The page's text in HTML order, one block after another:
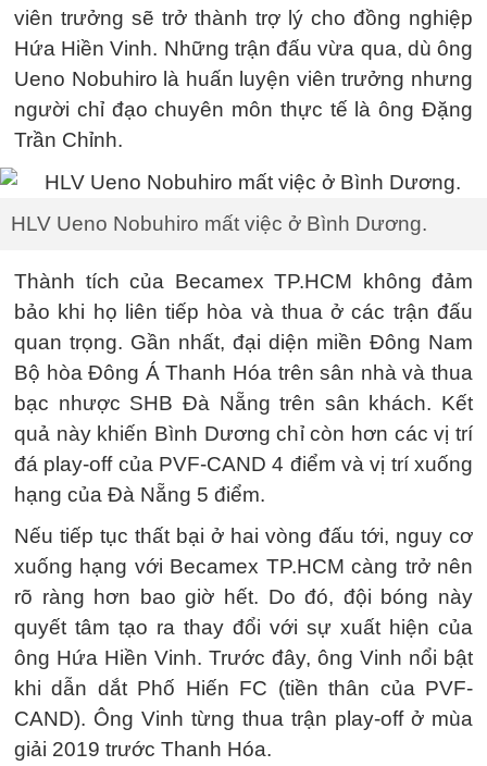
viên trưởng sẽ trở thành trợ lý cho đồng nghiệp
Hứa Hiền Vinh. Những trận đấu vừa qua, dù ông
Ueno Nobuhiro là huấn luyện viên trưởng nhưng
người chỉ đạo chuyên môn thực tế là ông Đặng
Trần Chỉnh.
HLV Ueno Nobuhiro mất việc ở Bình Dương.
Thành tích của Becamex TP.HCM không đảm
bảo khi họ liên tiếp hòa và thua ở các trận đấu
quan trọng. Gần nhất, đại diện miền Đông Nam
Bộ hòa Đông Á Thanh Hóa trên sân nhà và thua
bạc nhược SHB Đà Nẵng trên sân khách. Kết
quả này khiến Bình Dương chỉ còn hơn các vị trí
đá play-off của PVF-CAND 4 điểm và vị trí xuống
hạng của Đà Nẵng 5 điểm.
Nếu tiếp tục thất bại ở hai vòng đấu tới, nguy cơ
xuống hạng với Becamex TP.HCM càng trở nên
rõ ràng hơn bao giờ hết. Do đó, đội bóng này
quyết tâm tạo ra thay đổi với sự xuất hiện của
ông Hứa Hiền Vinh. Trước đây, ông Vinh nổi bật
khi dẫn dắt Phố Hiến FC (tiền thân của PVF-
CAND). Ông Vinh từng thua trận play-off ở mùa
giải 2019 trước Thanh Hóa.